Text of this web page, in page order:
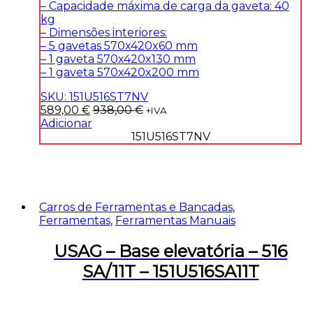
– Capacidade máxima de carga da gaveta: 40
kg
– Dimensões interiores:
– 5 gavetas 570x420x60 mm
– 1 gaveta 570x420x130 mm
– 1 gaveta 570x420x200 mm
SKU: 151U516ST7NV
589,00 € 938,00€ +IVA
Adicionar
151U516ST7NV
Carros de Ferramentas e Bancadas,
Ferramentas, Ferramentas Manuais
USAG – Base elevatória – 516
SA/11T – 151U516SA11T